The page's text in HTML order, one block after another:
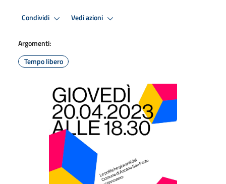
Condividi Vedi azioni
Argomenti:
Tempo libero